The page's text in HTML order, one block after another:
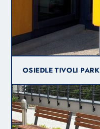
OSIEDLE TIVOLI PARK